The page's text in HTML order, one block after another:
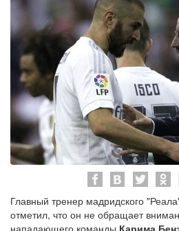
Главный тренер мадридского
отметил, что он не обращает